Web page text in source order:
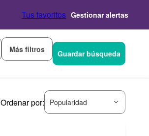
Tus favoritos Gestionar alertas
Más filtros Guardar búsqueda
Ordenar por: Popularidad